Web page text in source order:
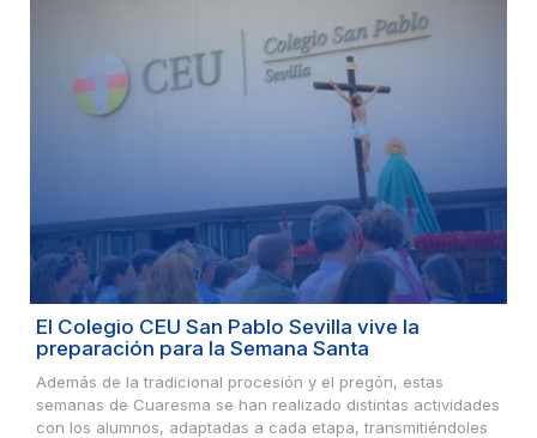
El Colegio CEU San Pablo Sevilla vive la
preparación para la Semana Santa
Además de la tradicional procesión y el pregón, estas
semanas de Cuaresma se han realizado distintas actividades
con los alumnos, adaptadas a cada etapa, transmitiéndoles